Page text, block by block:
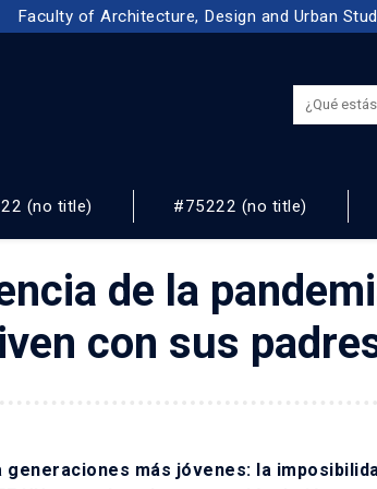
Faculty of Architecture, Design and Urban
(no title) #75222 (no title)
de la
con sus
más jóvenes: la